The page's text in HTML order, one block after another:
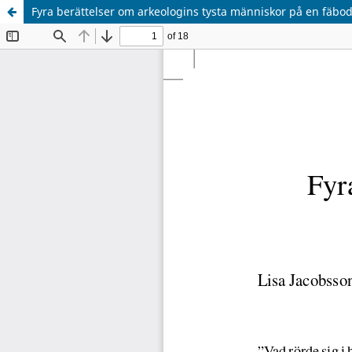
Fyra berättelser om arkeologins tysta människor på en fäbod